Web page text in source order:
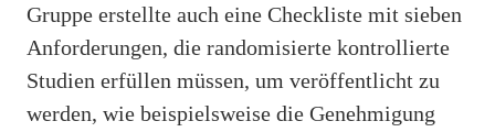
Gruppe erstellte auch eine Checkliste mit sieben
Anforderungen, die randomisierte kontrollierte
Studien erfüllen müssen, um veröffentlicht zu
werden, wie beispielsweise die Genehmigung